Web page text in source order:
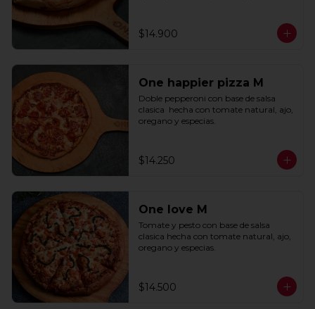
$14.900
One happier pizza M
Doble pepperoni con base de salsa
clasica  hecha con tomate natural, ajo,
oregano y especias.
$14.250
One love M
Tomate y pesto con base de salsa
clasica hecha con tomate natural, ajo,
oregano y especias.
$14.500